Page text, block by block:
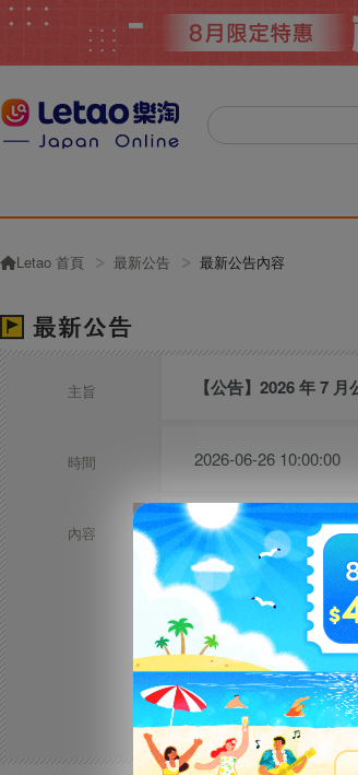
Letao 首頁 最新公告 最新公告內容
主旨 【公告】2026 年 7
時間 2026-06-26 10:00:00
內容 親愛的樂淘會員您好：
7 月 1 日（星期三）
客服留言 &
期間如有任何問題，
感謝您的支持與愛護！